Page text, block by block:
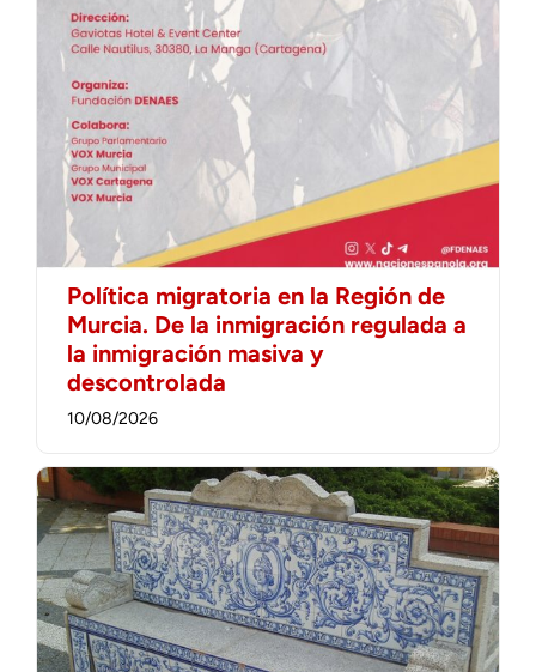
Política migratoria en la Región de
Murcia. De la inmigración regulada a
la inmigración masiva y
descontrolada
10/08/2026